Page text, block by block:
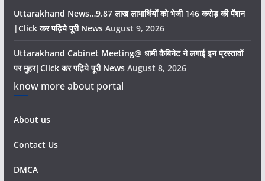
Uttarakhand News…9.87 लाख लाभार्थियों को भेजी 146 करोड़ की पेंशन
|Click कर पढ़िये पूरी News August 9, 2026
Uttarakhand Cabinet Meeting@ धामी कैबिनेट ने लगाई इन प्रस्तावों
पर मुहर|Click कर पढ़िये पूरी News August 8, 2026
know more about portal
About us
Contact Us
DMCA